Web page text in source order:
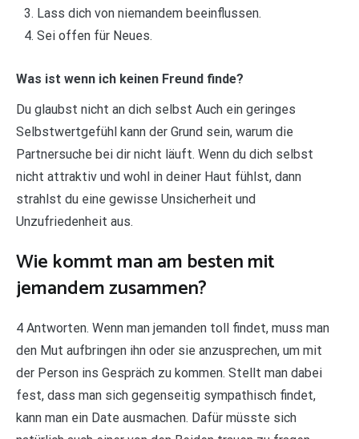
Lass dich von niemandem beeinflussen.
Sei offen für Neues.
Was ist wenn ich keinen Freund finde?
Du glaubst nicht an dich selbst Auch ein geringes
Selbstwertgefühl kann der Grund sein, warum die
Partnersuche bei dir nicht läuft. Wenn du dich selbst
nicht attraktiv und wohl in deiner Haut fühlst, dann
strahlst du eine gewisse Unsicherheit und
Unzufriedenheit aus.
Wie kommt man am besten mit
jemandem zusammen?
4 Antworten. Wenn man jemanden toll findet, muss man
den Mut aufbringen ihn oder sie anzusprechen, um mit
der Person ins Gespräch zu kommen. Stellt man dabei
fest, dass man sich gegenseitig sympathisch findet,
kann man ein Date ausmachen. Dafür müsste sich